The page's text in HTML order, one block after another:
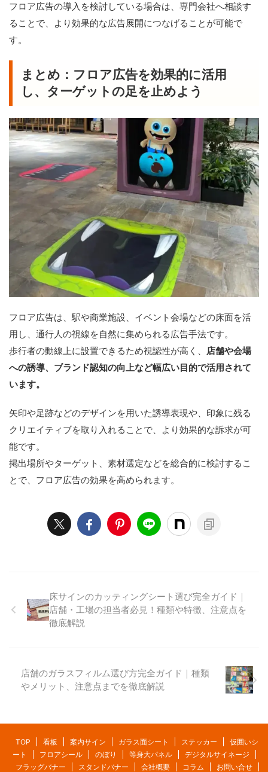
フロア広告の導入を検討している場合は、専門会社へ相談す
ることで、より効果的な広告展開につなげることが可能で
す。
まとめ：フロア広告を効果的に活用
し、ターゲットの足を止めよう
フロア広告は、駅や商業施設、イベント会場などの床面を活
用し、通行人の視線を自然に集められる広告手法です。
歩行者の動線上に設置できるため視認性が高く、 店舗や会場
への誘導、ブランド認知の向上など幅広い目的で活用されて
います。
矢印や足跡などのデザインを用いた誘導表現や、印象に残る
クリエイティブを取り入れることで、より効果的な訴求が可
能です。
掲出場所やターゲット、素材選定などを総合的に検討するこ
とで、フロア広告の効果を高められます。
床サインのカッティングシート選び完全ガイド｜
店舗・工場の担当者必見！種類や特徴、注意点を
徹底解説
店舗のガラスフィルム選び方完全ガイド｜種類
やメリット、注意点までを徹底解説
TOP 看板 案内サイン ガラス面シート ステッカー
仮囲いシ
ート
フロアシール のぼり 等身大パネル
デジタルサイネージ
フラッグバナー
スタンドバナー 会社概要 コラム お問い合せ